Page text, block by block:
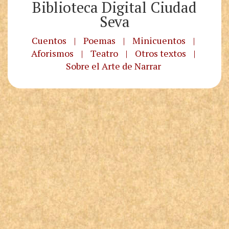
Biblioteca Digital Ciudad
Seva
Cuentos | Poemas | Minicuentos
|
Aforismos
| Teatro | Otros textos
|
Sobre el Arte de Narrar